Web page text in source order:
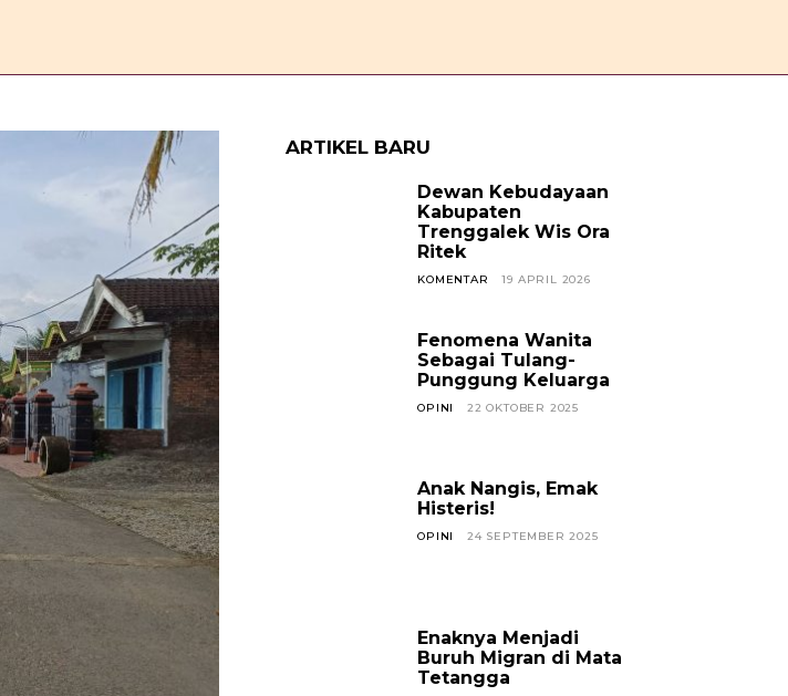
ARTIKEL BARU
Dewan Kebudayaan
Kabupaten
Trenggalek Wis Ora
Ritek
KOMENTAR 19 APRIL 2026
Fenomena Wanita
Sebagai Tulang-
Punggung Keluarga
OPINI 22 OKTOBER 2025
Anak Nangis, Emak
Histeris!
OPINI 24 SEPTEMBER 2025
Enaknya Menjadi
Buruh Migran di Mata
Tetangga